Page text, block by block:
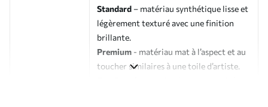
Standard – matériau synthétique lisse et
légèrement texturé avec une finition
brillante.
Premium - matériau mat à l’aspect et au
toucher similaires à une toile d’artiste.